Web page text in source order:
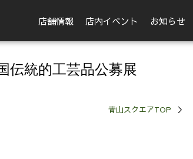
店舗情報 店内イベント お知らせ
伝統的工芸品公募展
青山スクエアTOP